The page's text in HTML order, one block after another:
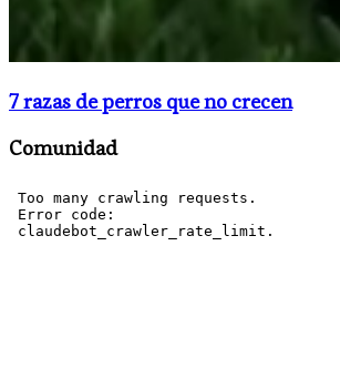
7 razas de perros que no crecen
Comunidad